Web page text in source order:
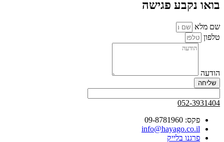
בואו נקבע פגישה
שם מלא
טלפון
הודעה
שליחה
052-3931404
פקס: 09-8781960
info@hayago.co.il
פרגנו בלייק